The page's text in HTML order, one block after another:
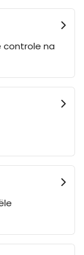
controle na